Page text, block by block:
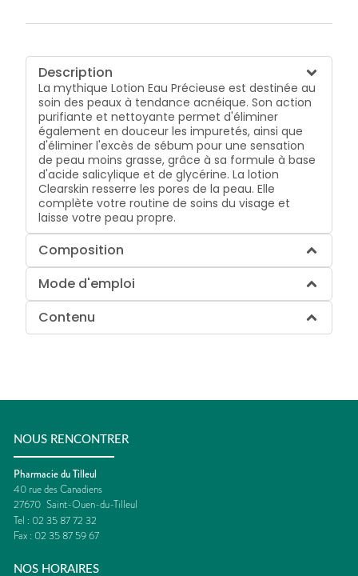
Description
La mythique Lotion Eau Précieuse est destinée au
soin des peaux à tendance acnéique. Son action
purifiante et nettoyante permet d'éliminer
également en douceur les impuretés, ainsi que
d'éliminer l'excès de sébum pour une sensation
de peau moins grasse, grâce à sa formule à base
d'acide salicylique et de glycérine. La lotion
Clearskin resserre les pores de la peau. Elle
complète votre routine de soins du visage et
laisse votre peau propre.
Composition
Mode d'emploi
Contenu
NOUS RENCONTRER
Pharmacie du Tilleul
40 rue des Canadiens
27670 Saint-Ouen-du-Tilleul
Tel : 02 35 87 72 32
Fax : 02 35 87 59 67
NOS HORAIRES